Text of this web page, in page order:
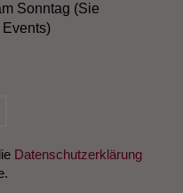
Sonntag (Sie
Datenschutzerklärung